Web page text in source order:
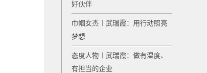
好伙伴
巾帼女杰〡武瑞霞：用行动照亮
梦想
态度人物〡武瑞霞：做有温度、
有担当的企业